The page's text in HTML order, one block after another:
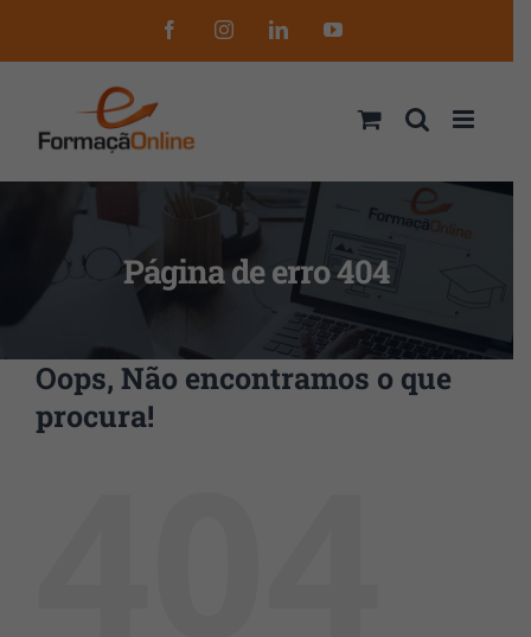
to
FacebookInstagramLinkedInYouTube
Página de erro 404
Oops, Não encontramos o que
procura!